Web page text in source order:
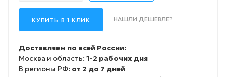
КУПИТЬ В 1 КЛИК НАШЛИ ДЕШЕВЛЕ?
Доставляем по всей России:
Москва и область: 1-2 рабочих дня
В регионы РФ: от 2 до 7 дней